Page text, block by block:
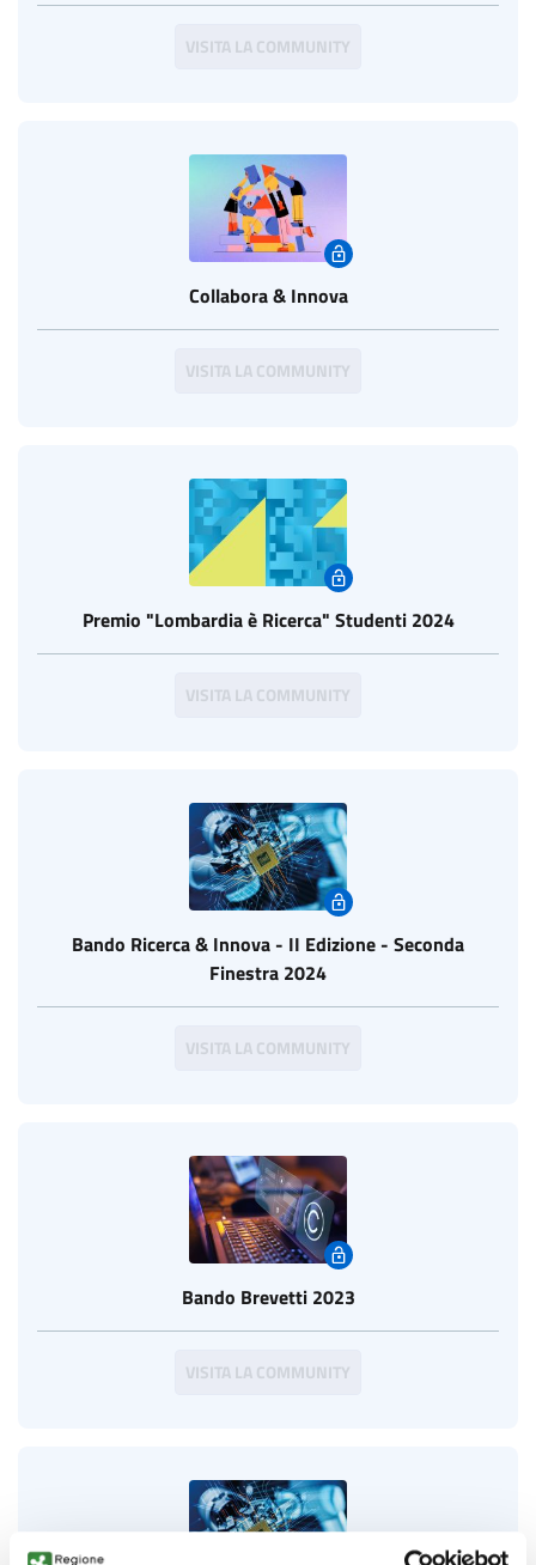
VISITA LA COMMUNITY
Collabora & Innova
VISITA LA COMMUNITY
Premio "Lombardia è Ricerca" Studenti 2024
VISITA LA COMMUNITY
Bando Ricerca & Innova - II Edizione - Seconda
Finestra 2024
VISITA LA COMMUNITY
Bando Brevetti 2023
VISITA LA COMMUNITY